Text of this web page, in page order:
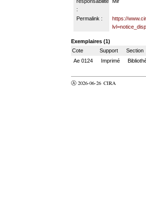
:
Permalink :
https://
Exemplaires (1)
Cote
Support Section
Ae 0124
Imprimé
Ⓐ 2026-06-26 CIRA